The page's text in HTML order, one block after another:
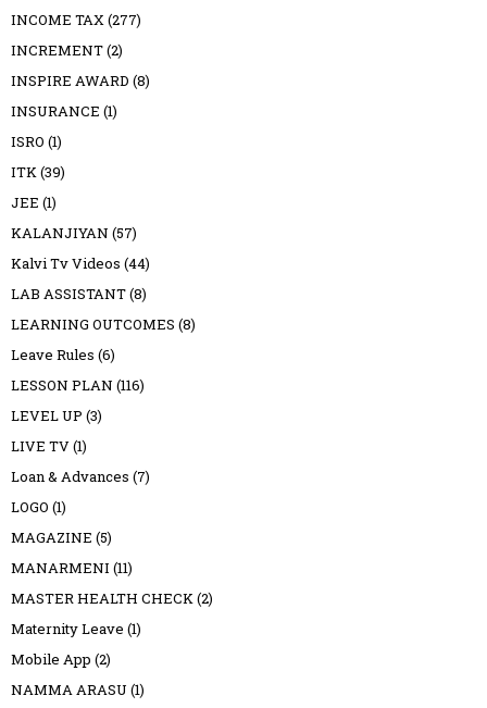
INCOME TAX(277)
INCREMENT(2)
INSPIRE AWARD (8)
INSURANCE (1)
ISRO (1)
ITK(39)
JEE (1)
KALANJIYAN (57)
Kalvi Tv Videos (44)
LAB ASSISTANT(8)
LEARNING OUTCOMES (8)
Leave Rules (6)
LESSON PLAN (116)
LEVEL UP (3)
LIVE TV(1)
Loan & Advances (7)
LOGO (1)
MAGAZINE (5)
MANARMENI (11)
MASTER HEALTH CHECK(2)
Maternity Leave (1)
Mobile App (2)
NAMMA ARASU (1)